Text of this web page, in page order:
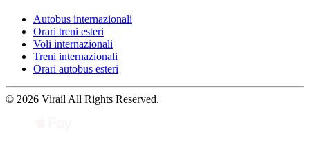
Autobus internazionali
Orari treni esteri
Voli internazionali
Treni internazionali
Orari autobus esteri
© 2026 Virail All Rights Reserved.